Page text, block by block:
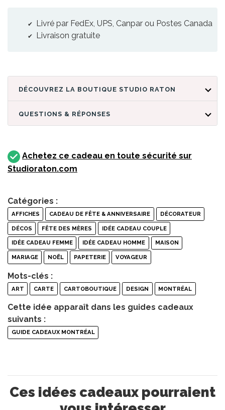
Livré par FedEx, UPS, Canpar ou Postes Canada
Livraison gratuite
DÉCOUVREZ LA BOUTIQUE STUDIO RATON
QUESTIONS & RÉPONSES
Achetez ce cadeau en toute sécurité sur
Studioraton.com
Catégories :
AFFICHES CADEAU DE FÊTE & ANNIVERSAIRE DÉCORATEUR
DÉCOS FÊTE DES MÈRES IDÉE CADEAU COUPLE
IDÉE CADEAU FEMME IDÉE CADEAU HOMME MAISON
MARIAGE NOËL PAPETERIE VOYAGEUR
Mots-clés :
ART CARTE CARTOBOUTIQUE DESIGN MONTRÉAL
Cette idée apparaît dans les guides cadeaux
suivants :
GUIDE CADEAUX MONTRÉAL
Ces idées cadeaux pourraient